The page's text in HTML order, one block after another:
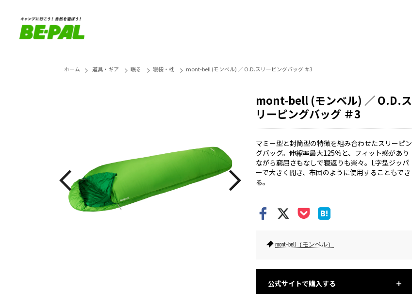
ホーム 道具・ギア 眠る 寝袋・枕 mont-bell (モンベル) ／ O.D.スリーピングバッグ ＃3
レッチ性を実現。
mont-bell (モンベル) ／ O.D.ス
リーピングバッグ ＃3
マミー型と封筒型の特徴を組み合わせたスリーピン
グバッグ。伸縮率最大125％と、フィット感があり
ながら窮屈さもなしで寝返りも楽々。L字型ジッパ
ーで大きく開き、布団のように使用することもでき
る。
mont-bell（モンベル）
公式サイトで購入する